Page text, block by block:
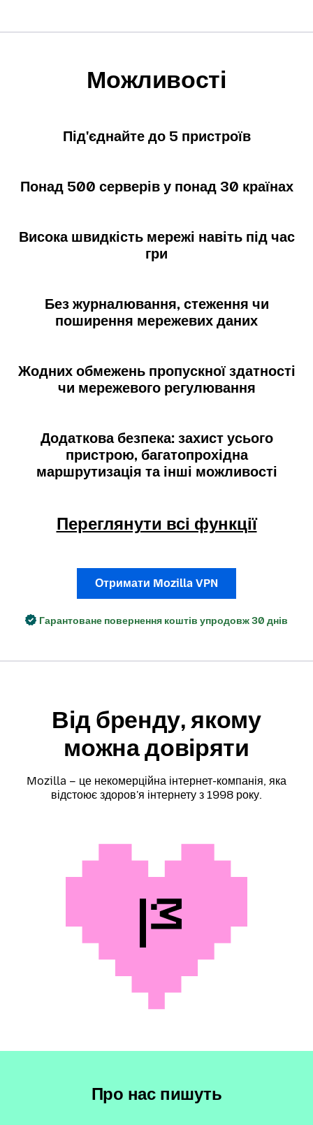
Можливості
Під'єднайте до 5 пристроїв
Понад 500 серверів у понад 30 країнах
Висока швидкість мережі навіть під час
гри
Без журналювання, стеження чи
поширення мережевих даних
Жодних обмежень пропускної здатності
чи мережевого регулювання
Додаткова безпека: захист усього
пристрою, багатопрохідна
маршрутизація та інші можливості
Переглянути всі функції
Отримати Mozilla VPN
Гарантоване повернення коштів упродовж 30 днів
Від бренду, якому
можна довіряти
Mozilla – це некомерційна інтернет-компанія, яка
відстоює здоров'я інтернету з 1998 року.
Про нас пишуть